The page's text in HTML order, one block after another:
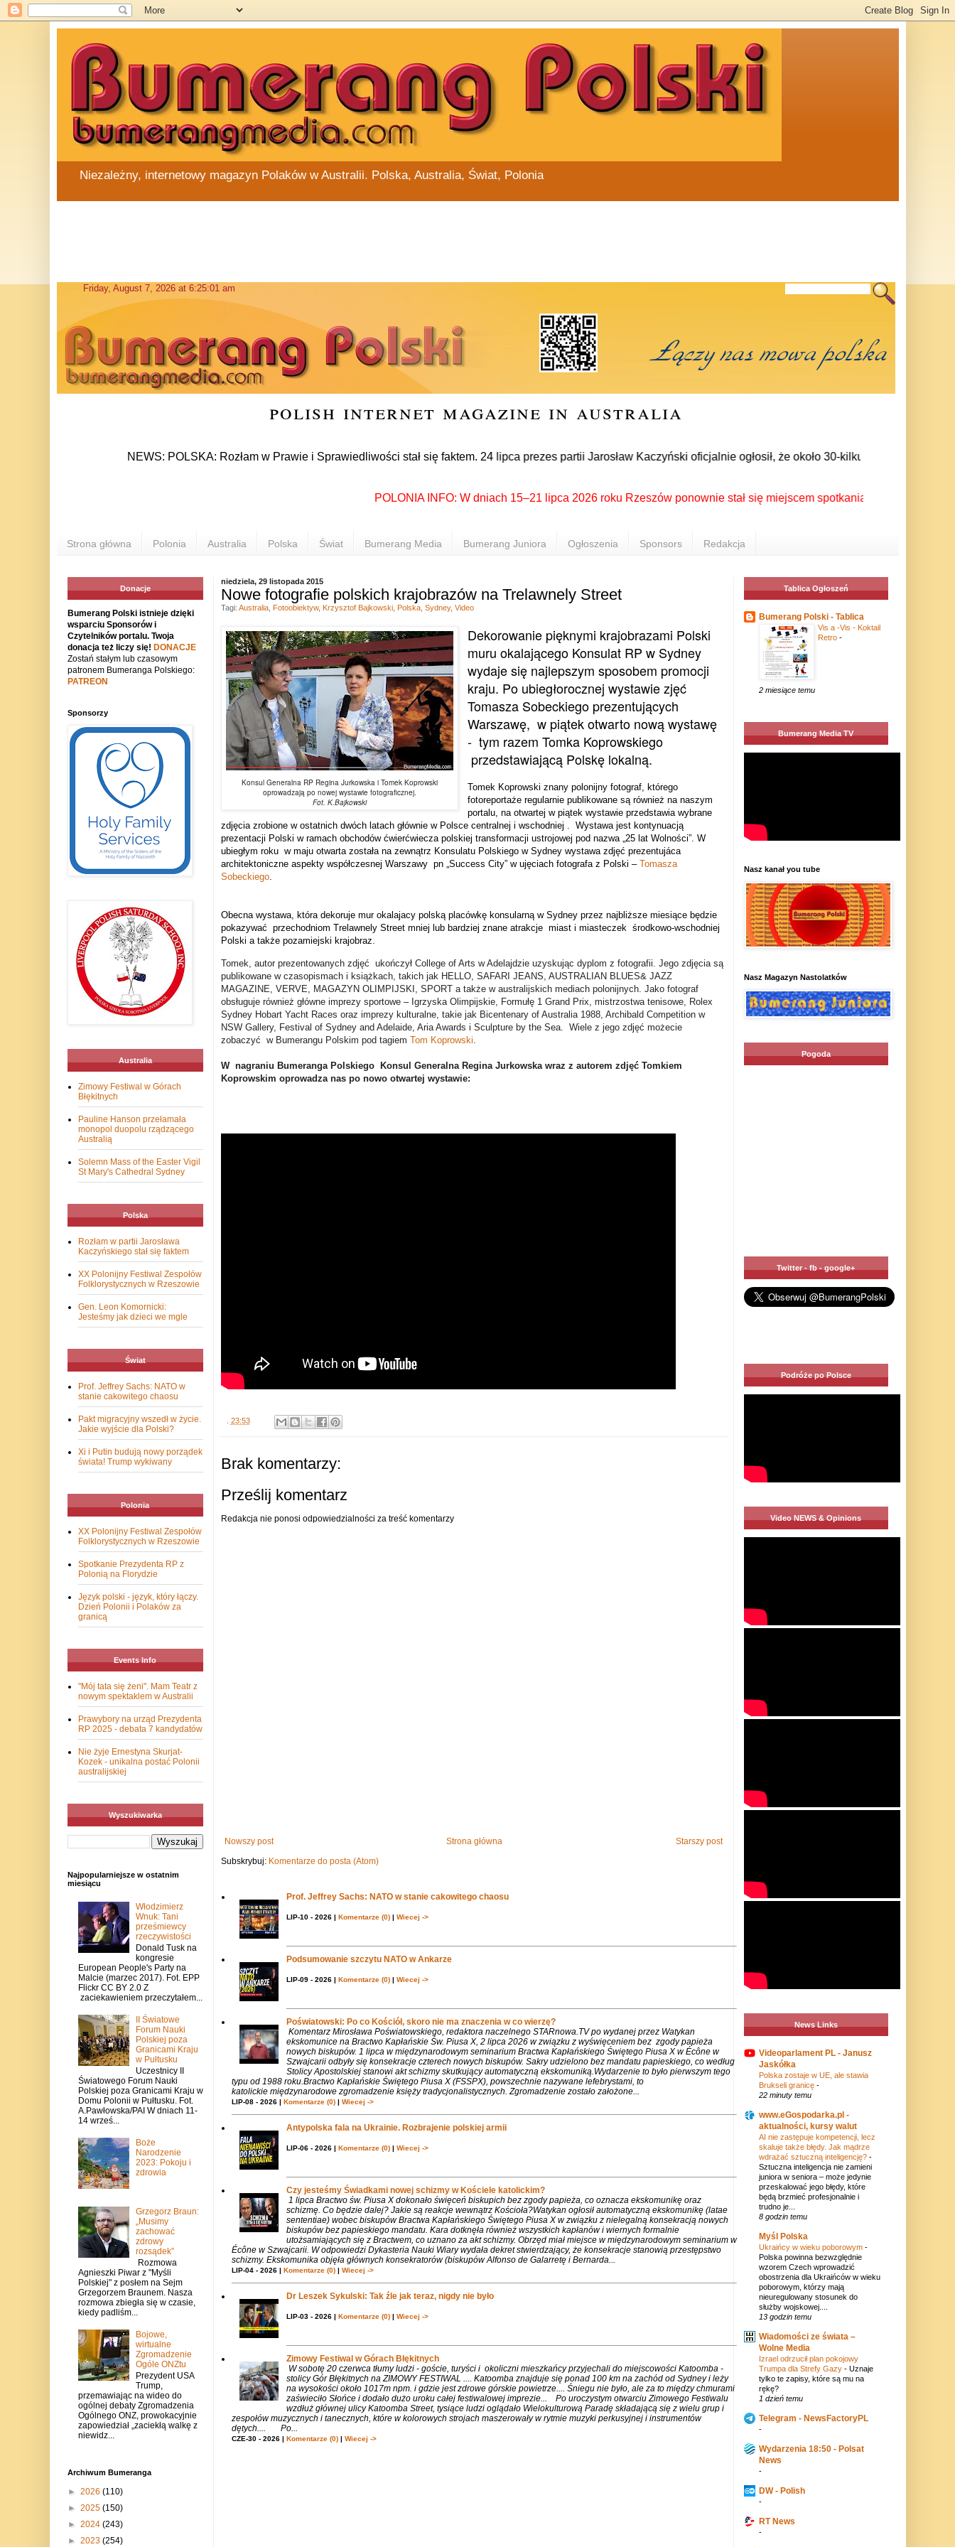
Niezależny, internetowy magazyn Polaków w Australii. Polska, Australia, Świat, Polonia
polish internet magazine in australia
NEWS: POLSKA: Rozłam w Prawie i Sprawiedliwości stał się faktem. 24 lipca prezes partii Jarosław Kaczyński oficjalnie ogłosił, że około 30-kilku posłów
POLONIA INFO: W dniach 15–21 lipca 2026 roku Rzeszów ponownie stał się miejscem spotkania Polonii z
Strona główna Polonia Australia Polska Świat Bumerang Media Bumerang Juniora Ogłoszenia Sponsors Redakcja
niedziela, 29 listopada 2015
Nowe fotografie polskich krajobrazów na Trelawnely Street
Konsul Generalna RP Regina Jurkowska i Tomek Koprowski
oprowadzają po nowej wystawie fotograficznej.
Fot. K.Bajkowski
Dekorowanie pięknymi krajobrazami Polski
muru okalającego Konsulat RP w Sydney
wydaje się najlepszym sposobem promocji
kraju. Po ubiegłorocznej wystawie zjęć
Tomasza Sobeckiego prezentujących
Warszawę, w piątek otwarto nową wystawę
- tym razem Tomka Koprowskiego
przedstawiającą Polskę lokalną.
Tomek Koprowski znany polonijny fotograf, którego
fotoreportaże regularnie publikowane są również na naszym
portalu, na otwartej w piątek wystawie przedstawia wybrane
zdjęcia zrobione w ostatnich dwóch latach głównie w Polsce centralnej i wschodniej . Wystawa jest kontynuacją
prezentacji Polski w ramach obchodów ćwierćwiecza polskiej transformacji ustrojowej pod nazwa „25 lat Wolności”. W
ubiegłym roku w maju otwarta została na zewnątrz Konsulatu Polskiego w Sydney wystawa zdjęć prezentujáca
architektoniczne aspekty współczesnej Warszawy pn „Success City” w ujęciach fotografa z Polski – Tomasza
Sobeckiego.
Obecna wystawa, która dekoruje mur okalajacy polską placówkę konsularną w Sydney przez najbliższe miesiące będzie
pokazywać przechodniom Trelawnely Street mniej lub bardziej znane atrakcje miast i miasteczek środkowo-wschodniej
Polski a także pozamiejski krajobraz.
Tomek, autor prezentowanych zdjęć ukończył College of Arts w Adelajdzie uzyskując dyplom z fotografii. Jego zdjęcia są
publikowane w czasopismach i książkach, takich jak HELLO, SAFARI JEANS, AUSTRALIAN BLUES& JAZZ
MAGAZINE, VERVE, MAGAZYN OLIMPIJSKI SPORT a także w australijskich mediach polonijnych. Jako fotograf
obsługuje również główne imprezy sportowe – Igrzyska Olimpijskie, Formułę 1 Grand Prix, mistrzostwa tenisowe, Rolex
Sydney Hobart Yacht Races oraz imprezy kulturalne, takie jak Bicentenary of Australia 1988, Archibald Competition w
NSW Gallery, Festival of Sydney and Adelaide, Aria Awards i Sculpture by the Sea.
Wiele z jego zdjęć możecie
zobaczyć w Bumerangu Polskim pod tagiem Tom Koprowski
W nagraniu Bumeranga Polskiego Konsul Generalna Regina Jurkowska wraz z autorem zdjęć Tomkiem
Koprowskim oprowadza nas po nowo otwartej wystawie:
. 23:53
Tagi: Australia, Fotoobiektyw, Krzysztof Bajkowski, Polska, Sydney, Video
Brak komentarzy:
Prześlij komentarz
Redakcja nie ponosi odpowiedzialności za treść komentarzy
Nowszy post Starszy post
Strona główna
Subskrybuj: Komentarze do posta (Atom)
Prof. Jeffrey Sachs: NATO w stanie cakowitego chaosu
LIP-10 - 2026 | Komentarze (0)| Wiecej ->
Podsumowanie szczytu NATO w Ankarze
LIP-09 - 2026 | Komentarze (0)| Wiecej ->
Poświatowski: Po co Kościół, skoro nie ma znaczenia w co wierzę?
Komentarz Mirosława Poświatowskiego, redaktora naczelnego STARnowa.TV po wydanej przez Watykan
ekskomunice na Bractwo Kapłańskie Św. Piusa X, 2 lipca 2026 w związku z wyświęceniem bez zgody papieża
nowych biskupów. 1 lipca w międzynarodowym seminarium Bractwa Kapłańskiego Świętego Piusa X w Écône w
Szwajcarii odbyły się konsekracje czterech nowych biskupów. Sakry udzielono bez mandatu papieskiego, co według
Stolicy Apostolskiej stanowi akt schizmy skutkujący automatyczną ekskomuniką.Wydarzenie to było pierwszym tego
typu od 1988 roku.Bractwo Kapłańskie Świętego Piusa X (FSSPX), powszechnie nazywane lefebrystami, to
katolickie międzynarodowe zgromadzenie księży tradycjonalistycznych. Zgromadzenie zostało założone...
LIP-08 - 2026 | Komentarze (0)| Wiecej ->
Antypolska fala na Ukrainie. Rozbrajenie polskiej armii
LIP-06 - 2026 | Komentarze (0)| Wiecej ->
Czy jesteśmy Świadkami nowej schizmy w Kościele katolickim?
1 lipca Bractwo św. Piusa X dokonało święceń biskupich bez zgody papieża, co oznacza ekskomunikę oraz
schizmę. Co będzie dalej? Jakie są reakcje wewnątrz Kościoła?Watykan ogłosił automatyczną ekskomunikę (latae
sententiae) wobec biskupów Bractwa Kapłańskiego Świętego Piusa X w związku z nielegalną konsekracją nowych
biskupów bez papieskiego mandatu. Kara dotknęła również wszystkich kapłanów i wiernych formalnie
utożsamiających się z Bractwem, co uznano za akt schizmy. Obrzęd miał miejsce w międzynarodowym seminarium w
Écône w Szwajcarii. W odpowiedzi Dykasteria Nauki Wiary wydała dekret stwierdzający, że konsekracje stanowią przestępstwo
schizmy. Ekskomunika objęła głównych konsekratorów (biskupów Alfonso de Galarretę i Bernarda...
LIP-04 - 2026 | Komentarze (0)| Wiecej ->
Dr Leszek Sykulski: Tak źle jak teraz, nigdy nie było
LIP-03 - 2026 | Komentarze (0)| Wiecej ->
Zimowy Festiwal w Górach Błękitnych
W sobotę 20 czerwca tłumy ludzi - goście, turyści i okoliczni mieszkańcy przyjechali do miejscowości Katoomba -
stolicy Gór Błękitnych na ZIMOWY FESTIWAL .... Katoomba znajduje się ponad 100 km na zachód od Sydney i leży
na wysokości około 1017m npm. i gdzie jest zdrowe górskie powietrze.... Śniegu nie było, ale za to między chmurami
zaświeciło Słońce i dodało dużo uroku całej festiwalowej imprezie... Po uroczystym otwarciu Zimowego Festiwalu
wzdłuż głównej ulicy Katoomba Street, tysiące ludzi oglądało Wielokulturową Paradę składającą się z wielu grup i
zespołów muzycznych i tanecznych, które w kolorowych strojach maszerowały w rytmie muzyki perkusyjnej i instrumentów
dętych.... Po...
CZE-30 - 2026 | Komentarze (0)| Wiecej ->
Donacje
Bumerang Polski istnieje dzięki
wsparciu Sponsorów i
Czytelników portalu. Twoja
donacja też liczy się! DONACJE
Zostań stałym lub czasowym
patronem Bumeranga Polskiego:
PATREON
Sponsorzy
Australia
Zimowy Festiwal w Górach
Błękitnych
Pauline Hanson przełamała
monopol duopolu rządzącego
Australią
Solemn Mass of the Easter Vigil
St Mary's Cathedral Sydney
Polska
Rozłam w partii Jarosława
Kaczyńskiego stał się faktem
XX Polonijny Festiwal Zespołów
Folklorystycznych w Rzeszowie
Gen. Leon Komornicki:
Jesteśmy jak dzieci we mgle
Świat
Prof. Jeffrey Sachs: NATO w
stanie cakowitego chaosu
Pakt migracyjny wszedł w życie.
Jakie wyjście dla Polski?
Xi i Putin budują nowy porządek
świata! Trump wykiwany
Polonia
XX Polonijny Festiwal Zespołów
Folklorystycznych w Rzeszowie
Spotkanie Prezydenta RP z
Polonią na Florydzie
Język polski - język, który łączy.
Dzień Polonii i Polaków za
granicą
Events Info
"Mój tata się żeni". Mam Teatr z
nowym spektaklem w Australii
Prawybory na urząd Prezydenta
RP 2025 - debata 7 kandydatów
Nie żyje Ernestyna Skurjat-
Kozek - unikalna postać Polonii
australijskiej
Wyszukiwarka
Najpopularniejsze w ostatnim
miesiącu
Włodzimierz
Wnuk: Tani
prześmiewcy
rzeczywistości
Donald Tusk na
kongresie
European People's Party na
Malcie (marzec 2017). Fot. EPP
Flickr CC BY 2.0 Z
zaciekawieniem przeczytałem...
II Światowe
Forum Nauki
Polskiej poza
Granicami Kraju
w Pułtusku
Uczestnicy II
Światowego Forum Nauki
Polskiej poza Granicami Kraju w
Domu Polonii w Pułtusku. Fot.
A.Pawłowska/PAI W dniach 11-
14 wrześ...
Boże
Narodzenie
2023: Pokoju i
zdrowia
Grzegorz Braun:
„Musimy
zachować
zdrowy
rozsądek”
Rozmowa
Agnieszki Piwar z "Myśli
Polskiej" z posłem na Sejm
Grzegorzem Braunem. Nasza
rozmowa zbiegła się w czasie,
kiedy padliśm...
Bojowe,
wirtualne
Zgromadzenie
Ogóle ONZtu
Prezydent USA
Trump,
przemawiając na wideo do
ogólnej debaty Zgromadzenia
Ogólnego ONZ, prowokacyjnie
zapowiedział „zaciekłą walkę z
niewidz...
Archiwum Bumeranga
► 2026 (110)
► 2025 (150)
► 2024 (243)
► 2023 (254)
Tablica Ogłoszeń
Bumerang Polski - Tablica
Vis a -Vis - Koktail
Retro -
2 miesiące temu
Bumerang Media TV
Nasz kanał you tube
Nasz Magazyn Nastolatków
Pogoda
Twitter - fb - google+
Podróże po Polsce
Video NEWS & Opinions
News Links
Videoparlament PL - Janusz
Jaskółka
Polska zostaje w UE, ale stawia
Brukseli granicę -
22 minuty temu
www.eGospodarka.pl -
aktualności, kursy walut
AI nie zastępuje kompetencji, lecz
skaluje także błędy. Jak mądrze
wdrażać sztuczną inteligencję? -
Sztuczna inteligencja nie zamieni
juniora w seniora – może jedynie
przeskalować jego błędy, które
będą brzmieć profesjonalnie i
trudno je...
8 godzin temu
Myśl Polska
Ukraińcy w wieku poborowym -
Polska powinna bezwzględnie
wzorem Czech wprowadzić
obostrzenia dla Ukraińców w wieku
poborowym, którzy mają
nieuregulowany stosunek do
służby wojskowej....
13 godzin temu
Wiadomości ze świata –
Wolne Media
Izrael odrzucił plan pokojowy
Trumpa dla Strefy Gazy - Uznaje
tylko te zapisy, które są mu na
rękę?
1 dzień temu
Telegram - NewsFactoryPL
-
Wydarzenia 18:50 - Polsat
News
-
DW - Polish
-
RT News
-